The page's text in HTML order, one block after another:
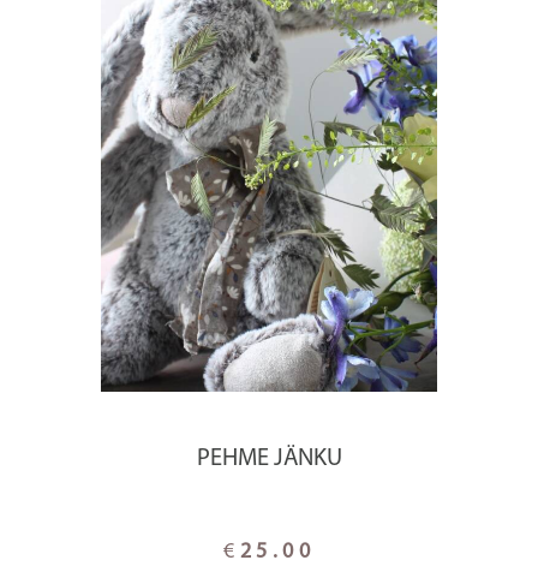
PEHME JÄNKU
€ 25.00